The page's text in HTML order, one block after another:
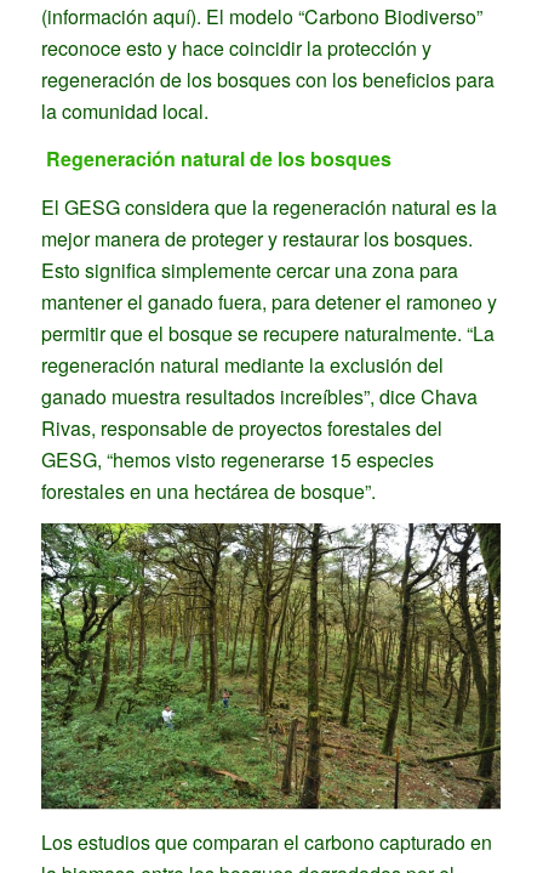
(información aquí). El modelo “Carbono Biodiverso”
reconoce esto y hace coincidir la protección y
regeneración de los bosques con los beneficios para
la comunidad local.
Regeneración natural de los bosques
El GESG considera que la regeneración natural es la
mejor manera de proteger y restaurar los bosques.
Esto significa simplemente cercar una zona para
mantener el ganado fuera, para detener el ramoneo y
permitir que el bosque se recupere naturalmente. “La
regeneración natural mediante la exclusión del
ganado muestra resultados increíbles”, dice Chava
Rivas, responsable de proyectos forestales del
GESG, “hemos visto regenerarse 15 especies
forestales en una hectárea de bosque”.
Los estudios que comparan el carbono capturado en